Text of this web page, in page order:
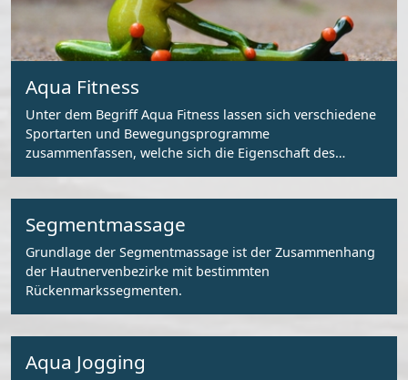
Aqua Fitness
Unter dem Begriff Aqua Fitness lassen sich verschiedene
Sportarten und Bewegungsprogramme
zusammenfassen, welche sich die Eigenschaft des
Segmentmassage
Grundlage der Segmentmassage ist der Zusammenhang
der Hautnervenbezirke mit bestimmten
Rückenmarkssegmenten.
Aqua Jogging